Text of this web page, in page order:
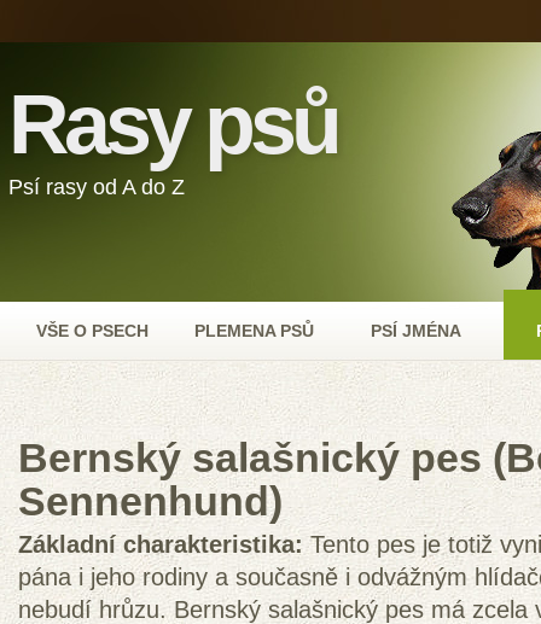
Rasy psů
Psí rasy od A do Z
VŠE O PSECH PLEMENA PSŮ PSÍ JMÉNA
Bernský salašnický pes
Sennenhund)
Základní charakteristika: Tento pes je totiž
pána i jeho rodiny a současně i odvážným
nebudí hrůzu. Bernský salašnický pes má zcela